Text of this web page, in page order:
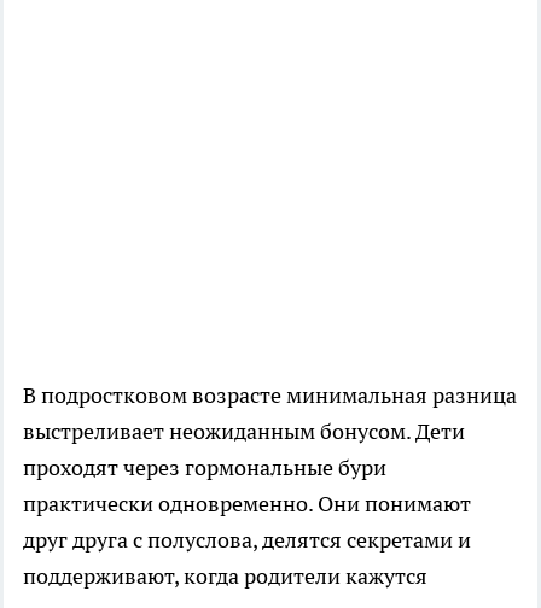
В подростковом возрасте минимальная разница
выстреливает неожиданным бонусом. Дети
проходят через гормональные бури
практически одновременно. Они понимают
друг друга с полуслова, делятся секретами и
поддерживают, когда родители кажутся